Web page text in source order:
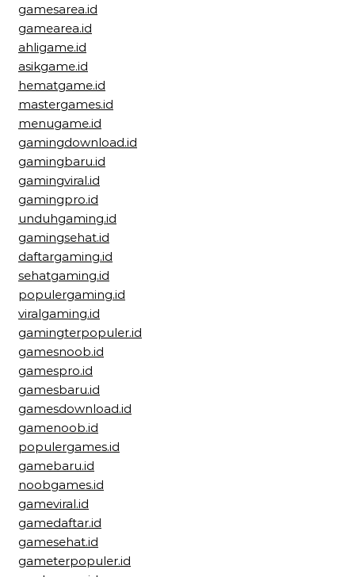
gamesarea.id
gamearea.id
ahligame.id
asikgame.id
hematgame.id
mastergames.id
menugame.id
gamingdownload.id
gamingbaru.id
gamingviral.id
gamingpro.id
unduhgaming.id
gamingsehat.id
daftargaming.id
sehatgaming.id
populergaming.id
viralgaming.id
gamingterpopuler.id
gamesnoob.id
gamespro.id
gamesbaru.id
gamesdownload.id
gamenoob.id
populergames.id
gamebaru.id
noobgames.id
gameviral.id
gamedaftar.id
gamesehat.id
gameterpopuler.id